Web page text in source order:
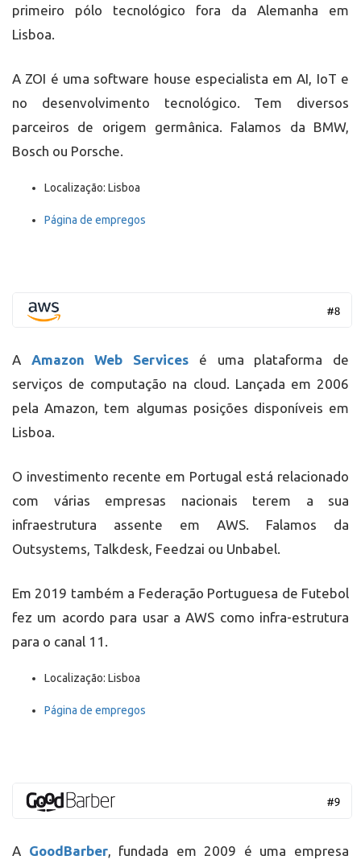
primeiro pólo tecnológico fora da Alemanha em
Lisboa.
A ZOI é uma software house especialista em AI, IoT e
no desenvolvimento tecnológico. Tem diversos
parceiros de origem germânica. Falamos da BMW,
Bosch ou Porsche.
Localização: Lisboa
Página de empregos
A Amazon Web Services é uma plataforma de
serviços de computação na cloud. Lançada em 2006
pela Amazon, tem algumas posições disponíveis em
Lisboa.
O investimento recente em Portugal está relacionado
com várias empresas nacionais terem a sua
infraestrutura assente em AWS. Falamos da
Outsystems, Talkdesk, Feedzai ou Unbabel.
Em 2019 também a Federação Portuguesa de Futebol
fez um acordo para usar a AWS como infra-estrutura
para o canal 11.
Localização: Lisboa
Página de empregos
A GoodBarber, fundada em 2009 é uma empresa